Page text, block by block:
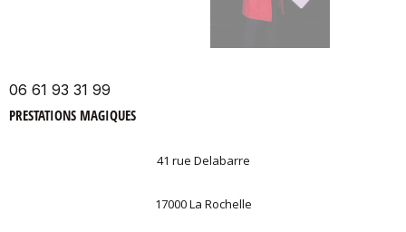
06 61 93 31 99
PRESTATIONS MAGIQUES
41 rue Delabarre
17000 La Rochelle